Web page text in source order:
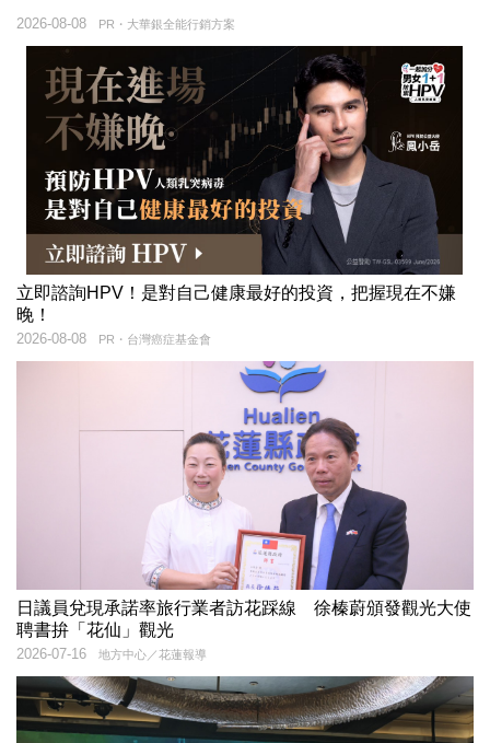
PR・大華銀全能行銷方案
2026-08-08
立即諮詢HPV！是對自己健康最好的投資，把握現在不嫌
晚！
PR・台灣癌症基金會
2026-08-08
日議員兌現承諾率旅行業者訪花踩線 徐榛蔚頒發觀光大使
聘書拚「花仙」觀光
地方中心／花蓮報導
2026-07-16